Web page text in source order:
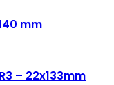
mm
– 22x133mm